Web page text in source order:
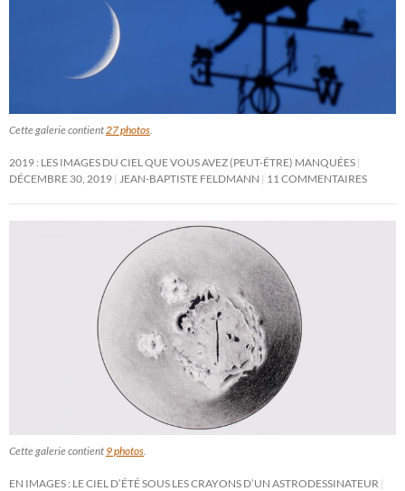
Cette galerie contient 27 photos
2019 : LES IMAGES DU CIEL QUE VOUS AVEZ (PEUT-ÊTRE) MANQUÉES
DÉCEMBRE 30, 2019
JEAN-BAPTISTE FELDMANN 11 COMMENTAIRES
Cette galerie contient 9 photos
EN IMAGES : LE CIEL D’ÉTÉ SOUS LES CRAYONS D’UN ASTRODESSINATEUR